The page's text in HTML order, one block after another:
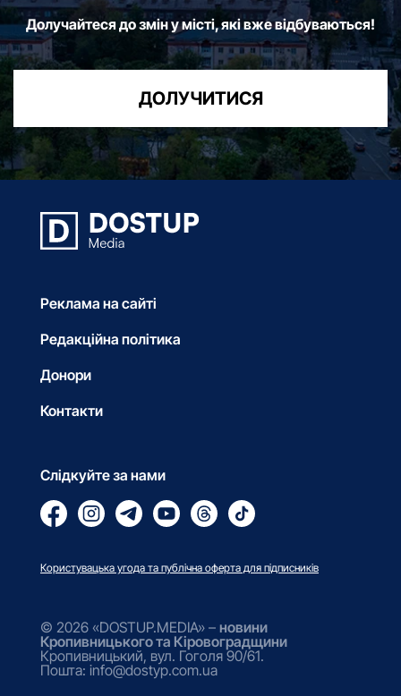
Долучайтеся до змін у місті, які вже відбуваються!
ДОЛУЧИТИСЯ
Реклама на сайті
Редакційна політика
Донори
Контакти
Слідкуйте за нами
Користувацька угода та публічна оферта для підписників
© 2026 «DOSTUP.MEDIA» – новини
Кропивницького та Кіровоградщини
Кропивницький, вул. Гоголя 90/61.
Пошта: info@dostyp.com.ua